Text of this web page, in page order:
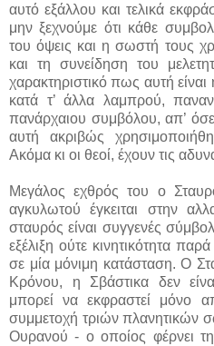
αυτό εξάλλου και τελικά
μην ξεχνούμε ότι κάθε
του όψεις και η σωστή τους
και τη συνείδηση του
χαρακτηριστικό πως αυτή
κατά τ’ άλλα λαμπρού,
πανάρχαιου συμβόλου, απ’
αυτή ακριβώς
Ακόμα κι οι θεοί, έχουν τις
Μεγάλος εχθρός του ο
αγκυλωτού έγκειται στην
σταυρός είναι συγγενές
εξέλιξη ούτε κινητικότητα
σε μία μόνιμη κατάσταση. Ο
Κρόνου, η Σβάστικα δεν
μπορεί να εκφραστεί μόνο
συμμετοχή τριών πλανητικών
Ουρανού - ο οποίος φέρνει